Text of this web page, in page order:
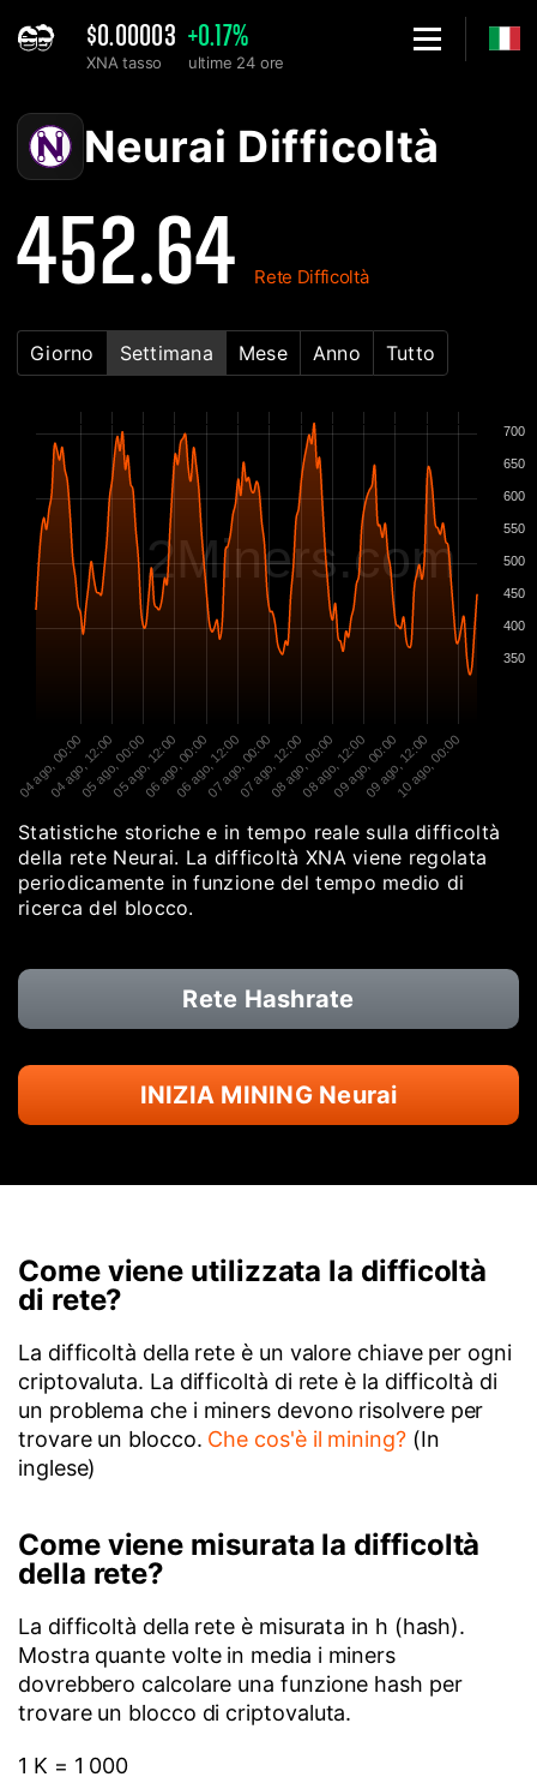
$0.00003
XNA tasso
+0.17%
ultime 24 ore
Neurai XNA Grafico di difficoltà della rete - 2Miners
Neurai Difficoltà
452.64 Rete Difficoltà
Giorno Settimana Mese Anno Tutto
2Miners.com
04 ago, 00:00
04 ago, 12:0005 ago, 00:0005 ago, 12:0006 ago, 00:0006 ago, 12:0007 ago, 00:0007 ago, 12:0008 ago, 00:0008 ago, 12:0009 ago, 00:0009 ago, 12:00
10 ago, 00:00
350
400
450
500
550
600
650
700
Statistiche storiche e in tempo reale sulla difficoltà
della rete Neurai. La difficoltà XNA viene regolata
periodicamente in funzione del tempo medio di
ricerca del blocco.
Rete Hashrate
INIZIA MINING Neurai
Come viene utilizzata la difficoltà
di rete?
La difficoltà della rete è un valore chiave per ogni
criptovaluta. La difficoltà di rete è la difficoltà di
un problema che i miners devono risolvere per
trovare un blocco. Che cos'è il mining?(In
inglese)
Come viene misurata la difficoltà
della rete?
La difficoltà della rete è misurata in h (hash).
Mostra quante volte in media i miners
dovrebbero calcolare una funzione hash per
trovare un blocco di criptovaluta.
1 K = 1 000